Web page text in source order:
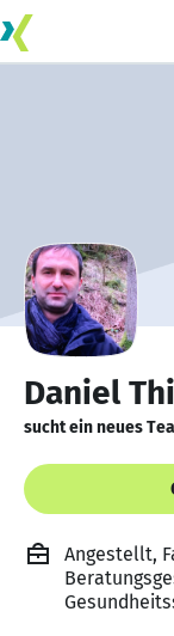
Daniel
sucht ein neues
Angestellt,